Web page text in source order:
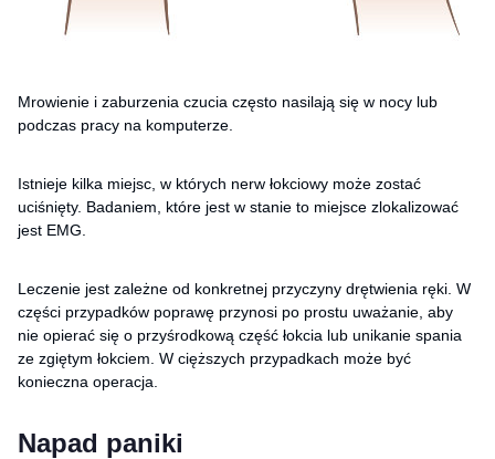
Mrowienie i zaburzenia czucia często nasilają się w nocy lub
podczas pracy na komputerze.
Istnieje kilka miejsc, w których nerw łokciowy może zostać
uciśnięty. Badaniem, które jest w stanie to miejsce zlokalizować
jest EMG.
Leczenie jest zależne od konkretnej przyczyny drętwienia ręki. W
części przypadków poprawę przynosi po prostu uważanie, aby
nie opierać się o przyśrodkową część łokcia lub unikanie spania
ze zgiętym łokciem. W cięższych przypadkach może być
konieczna operacja.
Napad paniki